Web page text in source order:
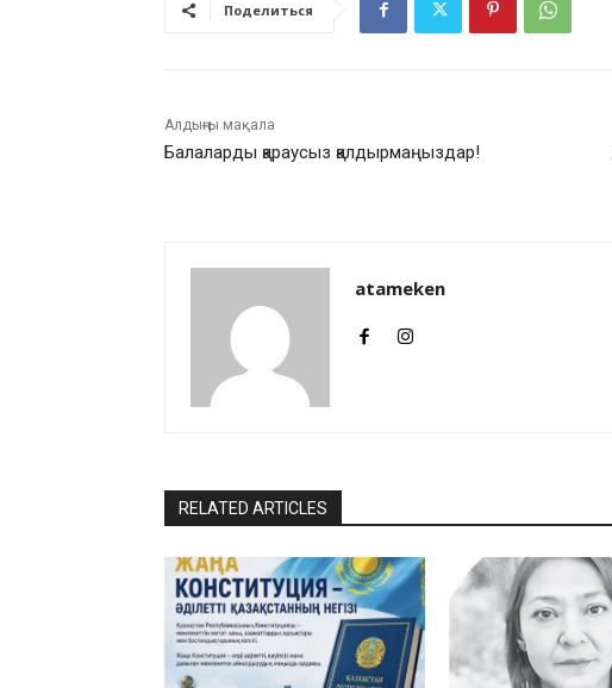
Поделиться
Алдыңғы мақала
Балаларды қараусыз қалдырмаңыздар!
atameken
RELATED ARTICLES